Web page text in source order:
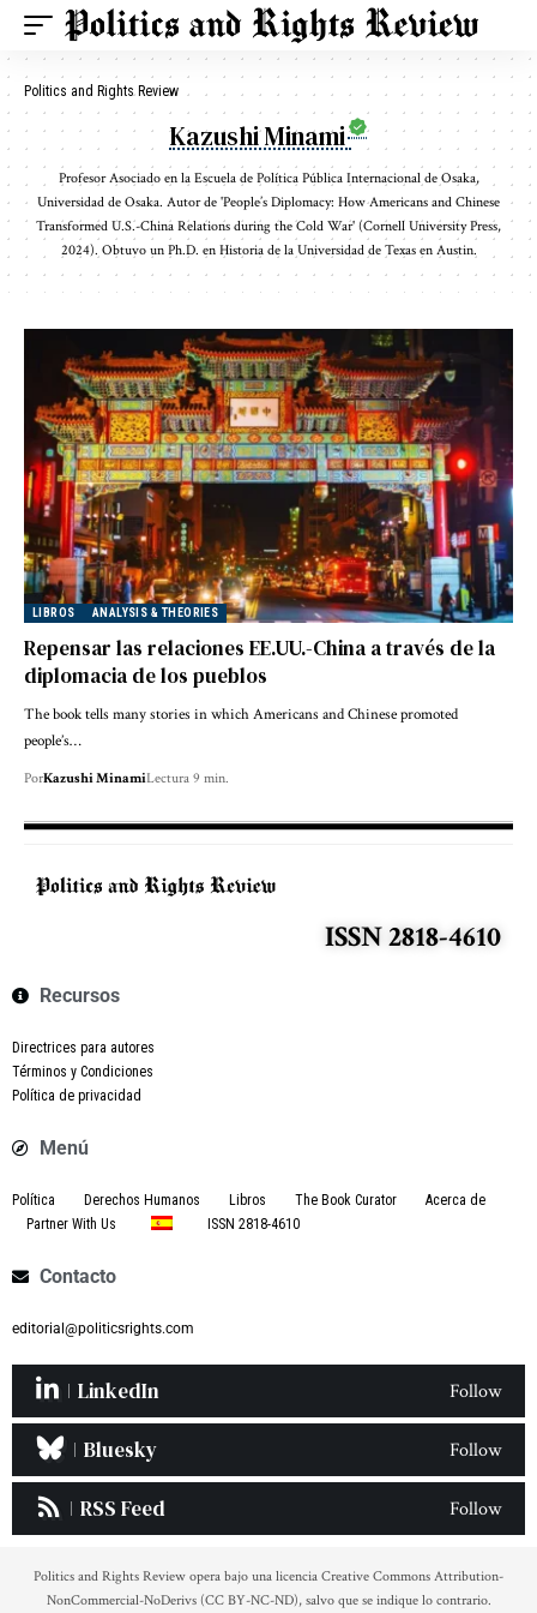
Politics and Rights Review
Kazushi Minami
Profesor Asociado en la Escuela de Política Pública Internacional de Osaka,
Universidad de Osaka. Autor de 'People’s Diplomacy: How Americans and Chinese
Transformed U.S.-China Relations during the Cold War' (Cornell University Press,
2024). Obtuvo un Ph.D. en Historia de la Universidad de Texas en Austin.
LIBROS ANALYSIS & THEORIES
Repensar las relaciones EE.UU.-China a través de la
diplomacia de los pueblos
The book tells many stories in which Americans and Chinese promoted
people’s…
PorKazushi MinamiLectura 9 min.
ISSN 2818-4610
Recursos
Directrices para autores
Términos y Condiciones
Política de privacidad
Menú
Política Derechos Humanos Libros The Book Curator
Acerca de
Partner With Us
ISSN 2818-4610
Contacto
editorial@politicsrights.com
LinkedIn Follow
Bluesky Follow
RSS Feed Follow
Politics and Rights Review opera bajo una licencia Creative Commons Attribution-
NonCommercial-NoDerivs (CC BY-NC-ND), salvo que se indique lo contrario.